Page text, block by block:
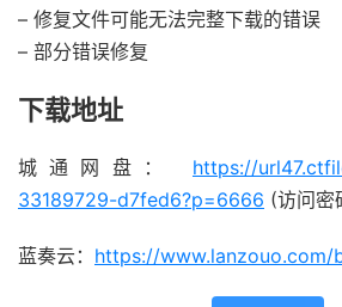
– 修复文件可能无法完整下载的错误
– 部分错误修复
下载地址
城通网盘： https://
33189729-d7fed6?p=6666 (访问密
蓝奏云： https://www.lanzouo.com/